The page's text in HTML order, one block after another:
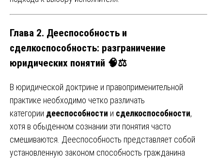
Глава 2. Дееспособность и
сделкоспособность: разграничение
юридических понятий 🧠⚖️
В юридической доктрине и правоприменительной
практике необходимо четко различать
категории дееспособности и сделкоспособности,
хотя в обыденном сознании эти понятия часто
смешиваются. Дееспособность представляет собой
установленную законом способность гражданина